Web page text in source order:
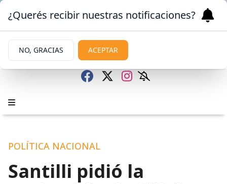
POLÍTICA NACIONAL
Santilli pidió la
¿Querés recibir nuestras notificaciones?
NO, GRACIAS ACEPTAR